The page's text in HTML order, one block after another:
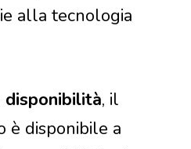
alla tecnologia
disponibilità, il
è disponibile a